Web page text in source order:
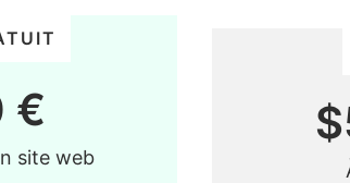
€
site web